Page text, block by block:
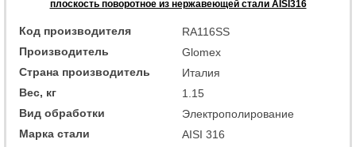
плоскость поворотное из нержавеющей стали AISI316
Код производителя
RA116SS
Производитель
Glomex
Страна производитель
Италия
Вес, кг
1.15
Вид обработки
Электрополирование
Марка стали
AISI 316